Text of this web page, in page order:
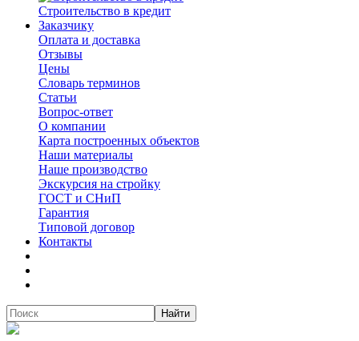
Строительство в кредит
Заказчику
Оплата и доставка
Отзывы
Цены
Словарь терминов
Статьи
Вопрос-ответ
О компании
Карта построенных объектов
Наши материалы
Наше производство
Экскурсия на стройку
ГОСТ и СНиП
Гарантия
Типовой договор
Контакты
Найти